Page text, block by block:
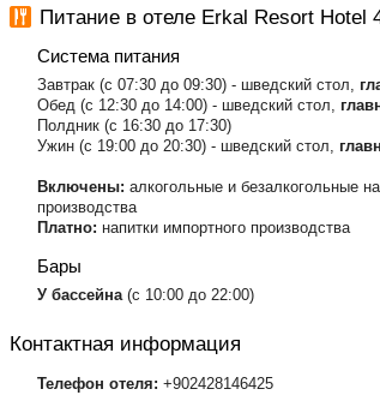
Питание в отеле Erkal Resort Hotel
Система питания
Завтрак (с 07:30 до 09:30) - шведский стол,
Обед (с 12:30 до 14:00) - шведский стол,
Полдник (с 16:30 до 17:30)
Ужин (с 19:00 до 20:30) - шведский стол,
Включены: алкогольные и безалкогольные
производства
Платно: напитки импортного производства
Бары
У бассейна(с 10:00 до 22:00)
Контактная информация
Телефон отеля: +902428146425